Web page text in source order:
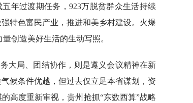
年过渡期任务，923万脱贫群众生活持续
特色富民产业，推进和美乡村建设。火爆
创造美好生活的生动写照。
大局、团结协作，则是遵义会议精神在新
候条件优越，但过去仅立足本省谋划，资
高度重新审视，贵州抢抓“东数西算”战略